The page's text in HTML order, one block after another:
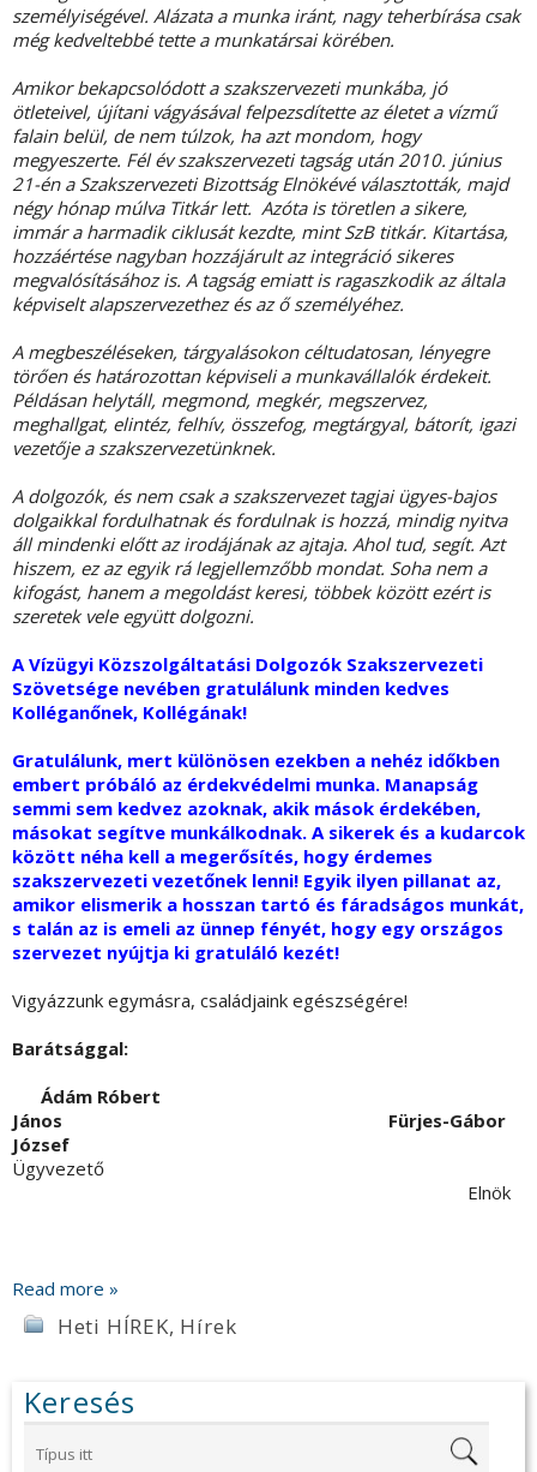
személyiségével. Alázata a munka iránt, nagy teherbírása csak
még kedveltebbé tette a munkatársai körében.
Amikor bekapcsolódott a szakszervezeti munkába, jó
ötleteivel, újítani vágyásával felpezsdítette az életet a vízmű
falain belül, de nem túlzok, ha azt mondom, hogy
megyeszerte. Fél év szakszervezeti tagság után 2010. június
21-én a Szakszervezeti Bizottság Elnökévé választották, majd
négy hónap múlva Titkár lett. Azóta is töretlen a sikere,
immár a harmadik ciklusát kezdte, mint SzB titkár. Kitartása,
hozzáértése nagyban hozzájárult az integráció sikeres
megvalósításához is. A tagság emiatt is ragaszkodik az általa
képviselt alapszervezethez és az ő személyéhez.
A megbeszéléseken, tárgyalásokon céltudatosan, lényegre
törően és határozottan képviseli a munkavállalók érdekeit.
Példásan helytáll, megmond, megkér, megszervez,
meghallgat, elintéz, felhív, összefog, megtárgyal, bátorít, igazi
vezetője a szakszervezetünknek.
A dolgozók, és nem csak a szakszervezet tagjai ügyes-bajos
dolgaikkal fordulhatnak és fordulnak is hozzá, mindig nyitva
áll mindenki előtt az irodájának az ajtaja. Ahol tud, segít. Azt
hiszem, ez az egyik rá legjellemzőbb mondat. Soha nem a
kifogást, hanem a megoldást keresi, többek között ezért is
szeretek vele együtt dolgozni.
A Vízügyi Közszolgáltatási Dolgozók Szakszervezeti
Szövetsége nevében gratulálunk minden kedves
Kolléganőnek, Kollégának!
Gratulálunk, mert különösen ezekben a nehéz időkben
embert próbáló az érdekvédelmi munka. Manapság
semmi sem kedvez azoknak, akik mások érdekében,
másokat segítve munkálkodnak. A sikerek és a kudarcok
között néha kell a megerősítés, hogy érdemes
szakszervezeti vezetőnek lenni! Egyik ilyen pillanat az,
amikor elismerik a hosszan tartó és fáradságos munkát,
s talán az is emeli az ünnep fényét, hogy egy országos
szervezet nyújtja ki gratuláló kezét!
Vigyázzunk egymásra, családjaink egészségére!
Barátsággal:
Ádám Róbert
János Fürjes-Gábor
József
Ügyvezető
Elnök
Read more »
Heti HÍREK, Hírek
Keresés